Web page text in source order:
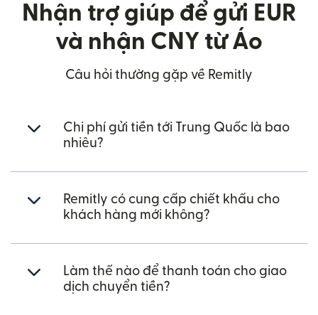
Nhận trợ giúp để gửi EUR
và nhận CNY từ Áo
Câu hỏi thường gặp về Remitly
Chi phí gửi tiền tới Trung Quốc là bao
nhiêu?
Remitly có cung cấp chiết khấu cho
khách hàng mới không?
Làm thế nào để thanh toán cho giao
dịch chuyển tiền?